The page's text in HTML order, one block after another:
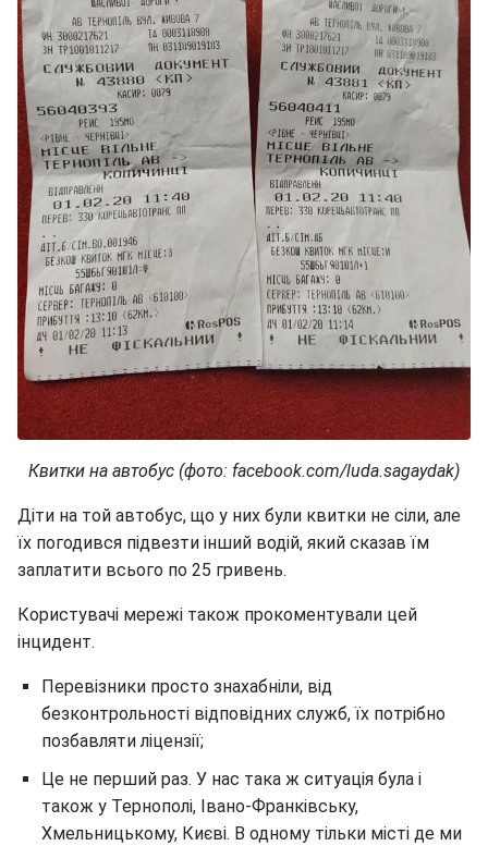
Квитки на автобус (фото: facebook.com/luda.sagaydak)
Діти на той автобус, що у них були квитки не сіли, але
їх погодився підвезти інший водій, який сказав їм
заплатити всього по 25 гривень.
Користувачі мережі також прокоментували цей
інцидент.
Перевізники просто знахабніли, від
безконтрольності відповідних служб, їх потрібно
позбавляти ліцензії;
Це не перший раз. У нас така ж ситуація була і
також у Тернополі, Івано-Франківську,
Хмельницькому, Києві. В одному тільки місті де ми